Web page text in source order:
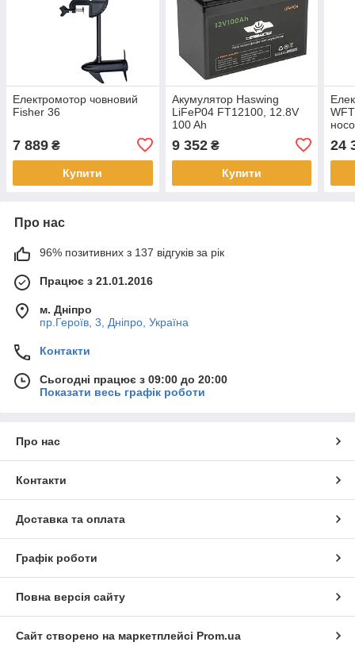
Електромотор човновий
Fisher 36
7 889 ₴
Купити
Акумулятор Haswing
LiFeP04 FT12100, 12.8V
100 Ah
9 352₴
Купити
24
Про нас
96% позитивних з 137 відгуків за рік
Працює з 21.01.2016
м. Дніпро
пр.Героїв, 3, Дніпро, Україна
Контакти
Сьогодні працює з 09:00 до 20:00
Показати весь графік роботи
Про нас
Контакти
Доставка та оплата
Графік роботи
Повна версія сайту
Сайт створено на маркетплейсі Prom.ua